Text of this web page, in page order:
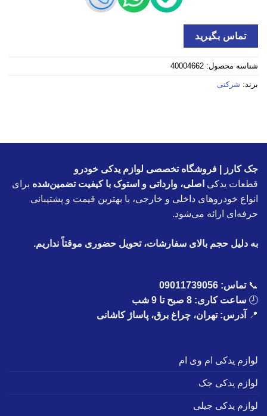
تماس بگیرید
شناسه محصول: 40004662
برند: شرکتی
جک کارز | فروشگاه تخصصی لوازم یدکی خودرو
قطعات یدکی اصلی، وارداتی و استوک با کیفیت تضمین‌شده برای
انواع خودروهای داخلی و خارجی، با بهترین قیمت و پشتیبانی
حرفه‌ای ارائه می‌شود.
به دلیل حجم بالای سفارشات، تحویل حضوری موقتاً نداریم.
📞تماس: 09011739056
🕗 ساعت کاری: 8 صبح تا 9 شب
📍
آدرس: تهران، چراغ برق، پاساژ کاشانی
لوازم یدکی ام وی ام
لوازم یدکی جک
لوازم یدکی جیلی